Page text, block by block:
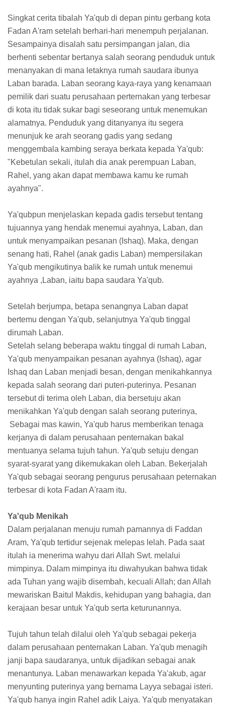
Singkat cerita tibalah Ya'qub di depan pintu gerbang kota
Fadan A'ram setelah berhari-hari menempuh perjalanan.
Sesampainya disalah satu persimpangan jalan, dia
berhenti sebentar bertanya salah seorang penduduk untuk
menanyakan di mana letaknya rumah saudara ibunya
Laban barada. Laban seorang kaya-raya yang kenamaan
pemilik dari suatu perusahaan perternakan yang terbesar
di kota itu tidak sukar bagi seseorang untuk menemukan
alamatnya. Penduduk yang ditanyanya itu segera
menunjuk ke arah seorang gadis yang sedang
menggembala kambing seraya berkata kepada Ya'qub:
"Kebetulan sekali, itulah dia anak perempuan Laban,
Rahel, yang akan dapat membawa kamu ke rumah
ayahnya".
Ya'qubpun menjelaskan kepada gadis tersebut tentang
tujuannya yang hendak menemui ayahnya, Laban, dan
untuk menyampaikan pesanan (Ishaq). Maka, dengan
senang hati, Rahel (anak gadis Laban) mempersilakan
Ya'qub mengikutinya balik ke rumah untuk menemui
ayahnya ,Laban, iaitu bapa saudara Ya'qub.
Setelah berjumpa, betapa senangnya Laban dapat
bertemu dengan Ya'qub, selanjutnya Ya'qub tinggal
dirumah Laban.
Setelah selang beberapa waktu tinggal di rumah Laban,
Ya'qub menyampaikan pesanan ayahnya (Ishaq), agar
Ishaq dan Laban menjadi besan, dengan menikahkannya
kepada salah seorang dari puteri-puterinya. Pesanan
tersebut di terima oleh Laban, dia bersetuju akan
menikahkan Ya'qub dengan salah seorang puterinya,
Sebagai mas kawin, Ya'qub harus memberikan tenaga
kerjanya di dalam perusahaan penternakan bakal
mentuanya selama tujuh tahun. Ya'qub setuju dengan
syarat-syarat yang dikemukakan oleh Laban. Bekerjalah
Ya'qub sebagai seorang pengurus perusahaan peternakan
terbesar di kota Fadan A'raam itu.
Ya'qub Menikah
Dalam perjalanan menuju rumah pamannya di Faddan
Aram, Ya'qub tertidur sejenak melepas lelah. Pada saat
itulah ia menerima wahyu dari Allah Swt. melalui
mimpinya. Dalam mimpinya itu diwahyukan bahwa tidak
ada Tuhan yang wajib disembah, kecuali Allah; dan Allah
mewariskan Baitul Makdis, kehidupan yang bahagia, dan
kerajaan besar untuk Ya'qub serta keturunannya.
Tujuh tahun telah dilalui oleh Ya'qub sebagai pekerja
dalam perusahaan penternakan Laban. Ya'qub menagih
janji bapa saudaranya, untuk dijadikan sebagai anak
menantunya. Laban menawarkan kepada Ya'akub, agar
menyunting puterinya yang bernama Layya sebagai isteri.
Ya'qub hanya ingin Rahel adik Laiya. Ya'qub menyatakan